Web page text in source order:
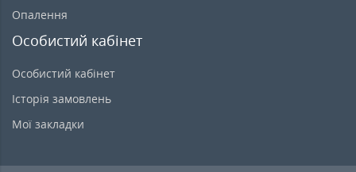
Опалення
Особистий кабінет
Особистий кабінет
Історія замовлень
Мої закладки